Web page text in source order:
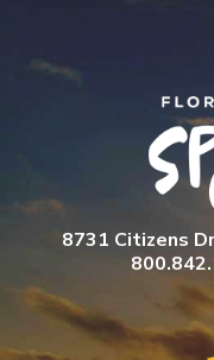
8731 Citizens